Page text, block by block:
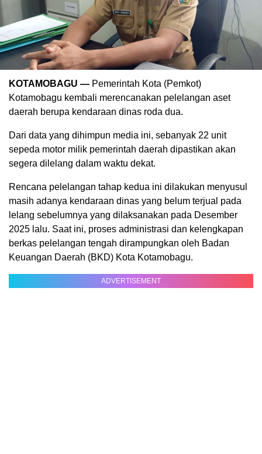
KOTAMOBAGU — Pemerintah Kota (Pemkot)
Kotamobagu kembali merencanakan pelelangan aset
daerah berupa kendaraan dinas roda dua.
Dari data yang dihimpun media ini, sebanyak 22 unit
sepeda motor milik pemerintah daerah dipastikan akan
segera dilelang dalam waktu dekat.
Rencana pelelangan tahap kedua ini dilakukan menyusul
masih adanya kendaraan dinas yang belum terjual pada
lelang sebelumnya yang dilaksanakan pada Desember
2025 lalu. Saat ini, proses administrasi dan kelengkapan
berkas pelelangan tengah dirampungkan oleh Badan
Keuangan Daerah (BKD) Kota Kotamobagu.
ADVERTISEMENT